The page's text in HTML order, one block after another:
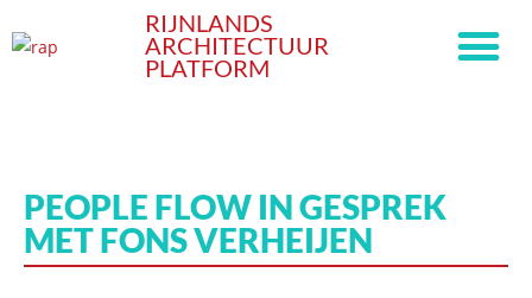
RIJNLANDS
ARCHITECTUUR
PLATFORM
PEOPLE FLOW IN GESPREK
MET FONS VERHEIJEN